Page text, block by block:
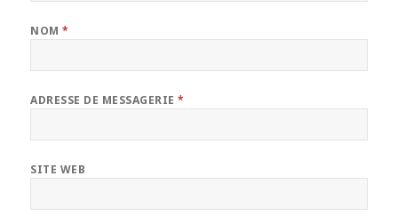
NOM*
ADRESSE DE MESSAGERIE*
SITE WEB